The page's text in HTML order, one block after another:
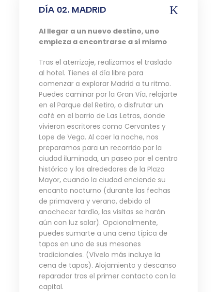
DÍA 02. MADRID
Al llegar a un nuevo destino, uno
empieza a encontrarse a sí mismo
Tras el aterrizaje, realizamos el traslado
al hotel. Tienes el día libre para
comenzar a explorar Madrid a tu ritmo.
Puedes caminar por la Gran Vía, relajarte
en el Parque del Retiro, o disfrutar un
café en el barrio de Las Letras, donde
vivieron escritores como Cervantes y
Lope de Vega. Al caer la noche, nos
preparamos para un recorrido por la
ciudad iluminada, un paseo por el centro
histórico y los alrededores de la Plaza
Mayor, cuando la ciudad enciende su
encanto nocturno (durante las fechas
de primavera y verano, debido al
anochecer tardío, las visitas se harán
aún con luz solar). Opcionalmente,
puedes sumarte a una cena típica de
tapas en uno de sus mesones
tradicionales. (Vívelo más incluye la
cena de tapas). Alojamiento y descanso
reparador tras el primer contacto con la
capital.